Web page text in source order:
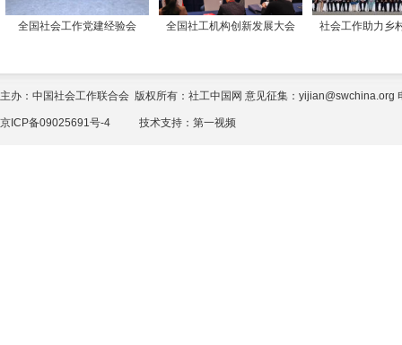
全国社会工作党建经验会 全国社工机构创新发展大会 社会工作助力乡
主办：中国社会工作联合会 版权所有：社工中国网 意见征集：yijian@swchina.org
京ICP备09025691号-4 技术支持： 第一视频